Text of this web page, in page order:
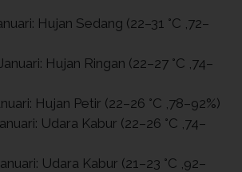
Hujan Sedang (22–31 °C ,72–
Hujan Ringan (22–27 °C ,74–
Hujan Petir (22–26 °C ,78–92%)
Udara Kabur (22–26 °C ,74–
Udara Kabur (21–23 °C ,92–